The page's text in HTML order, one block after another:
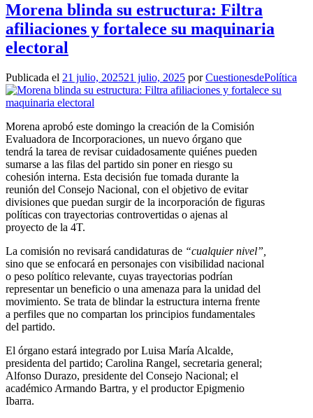
Morena blinda su estructura: Filtra
afiliaciones y fortalece su maquinaria
electoral
Publicada el 21 julio, 202521 julio, 2025 porCuestionesdePolítica
Morena aprobó este domingo la creación de la Comisión
Evaluadora de Incorporaciones, un nuevo órgano que
tendrá la tarea de revisar cuidadosamente quiénes pueden
sumarse a las filas del partido sin poner en riesgo su
cohesión interna. Esta decisión fue tomada durante la
reunión del Consejo Nacional, con el objetivo de evitar
divisiones que puedan surgir de la incorporación de figuras
políticas con trayectorias controvertidas o ajenas al
proyecto de la 4T.
La comisión no revisará candidaturas de “cualquier nivel”,
sino que se enfocará en personajes con visibilidad nacional
o peso político relevante, cuyas trayectorias podrían
representar un beneficio o una amenaza para la unidad del
movimiento. Se trata de blindar la estructura interna frente
a perfiles que no compartan los principios fundamentales
del partido.
El órgano estará integrado por Luisa María Alcalde,
presidenta del partido; Carolina Rangel, secretaria general;
Alfonso Durazo, presidente del Consejo Nacional; el
académico Armando Bartra, y el productor Epigmenio
Ibarra.